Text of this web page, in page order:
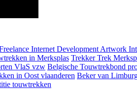
Internet Development Artwork
in Merksplas Trekker Trek
VlaS vzw Belgische Touwtrekbond
in Oost vlaanderen Beker van
touwtrekken